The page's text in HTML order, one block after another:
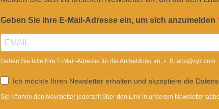
Geben Sie Ihre E-Mail-Adresse ein, um sich anzumelden
Geben Sie bitte Ihre E-Mail-Adresse für die Anmeldung an, z. B. abc@xyz.com.
Ich möchte Ihren Newsletter erhalten und akzeptiere die
Sie können den Newsletter jederzeit über den Link in unserem Newsletter